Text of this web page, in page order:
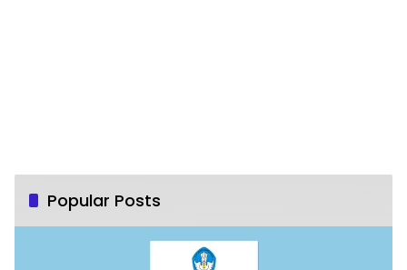
Popular Posts